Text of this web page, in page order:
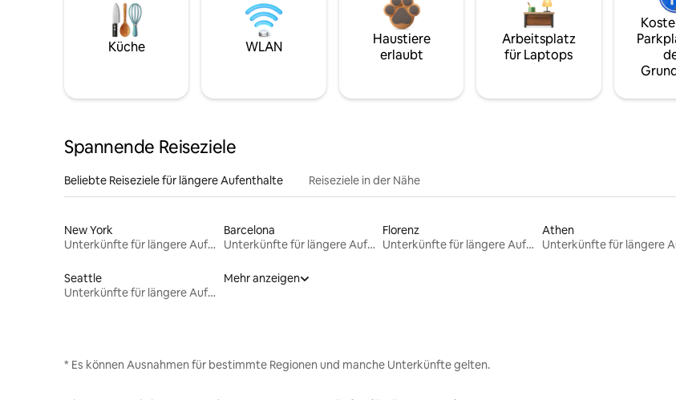
Küche WLAN
Haustiere
erlaubt
Arbeitsplatz
für Laptops
Spannende Reiseziele
Beliebte Reiseziele für längere Aufenthalte Reiseziele in der Nähe
New York
Unterkünfte für längere Aufenthalte
Barcelona
Unterkünfte für längere Aufenthalte
Florenz
Unterkünfte für längere Aufenthalte
Athen
Seattle
Unterkünfte für längere Aufenthalte
Mehr anzeigen
* Es können Ausnahmen für bestimmte Regionen und manche Unterkünfte gelten.